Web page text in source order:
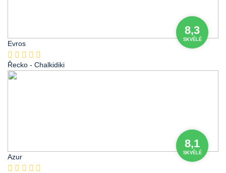
8,3
SKVĚLÉ
Evros
Řecko - Chalkidiki
8,1
SKVĚLÉ
Azur